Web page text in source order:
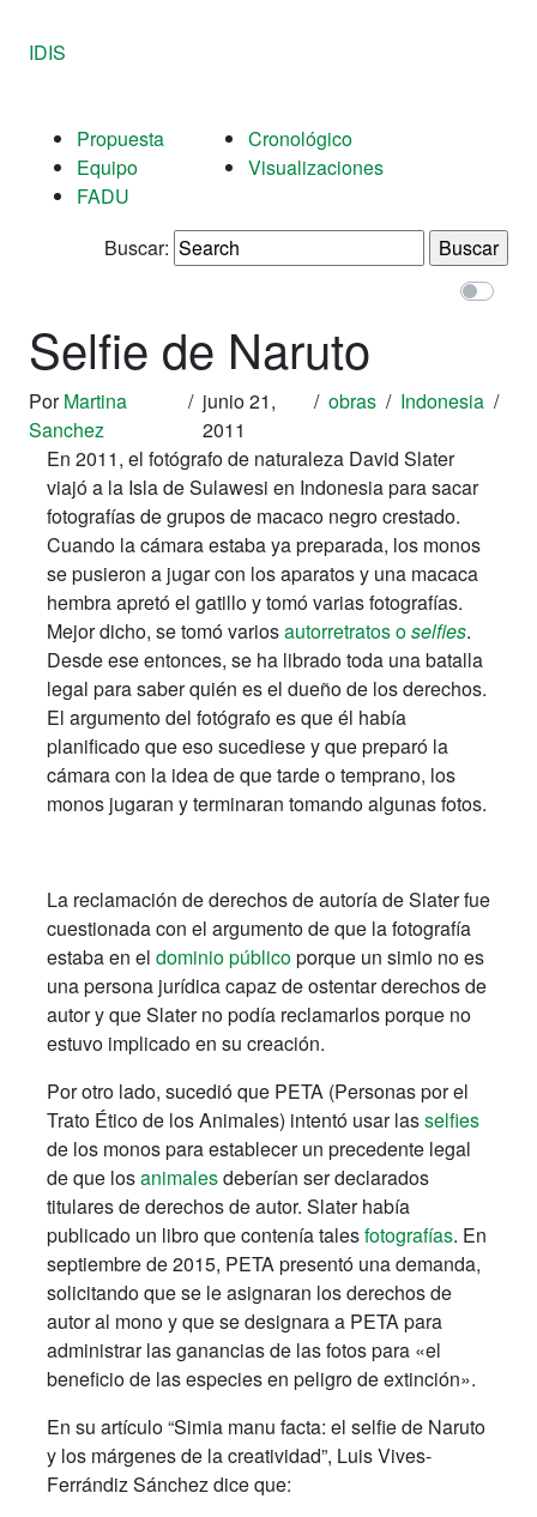
IDIS
Propuesta
Equipo
FADU
Cronológico
Visualizaciones
Buscar:
Selfie de Naruto
PorMartina
Sanchez
/ junio 21,
2011
/ obras / Indonesia /
En 2011, el fotógrafo de naturaleza David Slater
viajó a la Isla de Sulawesi en Indonesia para sacar
fotografías de grupos de macaco negro crestado.
Cuando la cámara estaba ya preparada, los monos
se pusieron a jugar con los aparatos y una macaca
hembra apretó el gatillo y tomó varias fotografías.
Mejor dicho, se tomó variosautorretratos oselfies.
Desde ese entonces, se ha librado toda una batalla
legal para saber quién es el dueño de los derechos.
El argumento del fotógrafo es que él había
planificado que eso sucediese y que preparó la
cámara con la idea de que tarde o temprano, los
monos jugaran y terminaran tomando algunas fotos.
La reclamación de derechos de autoría de Slater fue
cuestionada con el argumento deque la fotografía
estaba en el dominio públicoporque un simio no es
una persona jurídica capaz de ostentar derechos de
autor y que Slater no podía reclamarlos porque no
estuvo implicado en su creación.
Por otro lado, sucedió que PETA (Personas por el
Trato Ético de los Animales) intentó usar lasselfies
de los monos para establecer un precedente legal
de que losanimalesdeberían ser declarados
titulares de derechos de autor. Slater había
publicado un libro que contenía talesfotografías. En
septiembre de 2015, PETA presentó una demanda,
solicitando que se le asignaran los derechos de
autor al mono y que se designara a PETA para
administrar las ganancias de las fotos para «el
beneficio de las especies en peligro de extinción».
En su artículo “Simia manu facta: el selfie de Naruto
y los márgenes de la creatividad”, Luis Vives-
Ferrándiz Sánchez dice que: